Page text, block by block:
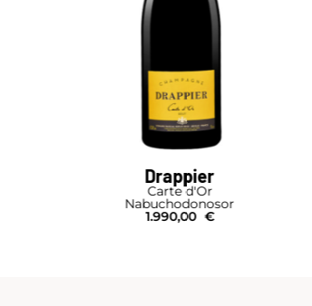
Laurent-Perrier
La Cuvée
Mathusalem I Coffret Bois
485,00 €